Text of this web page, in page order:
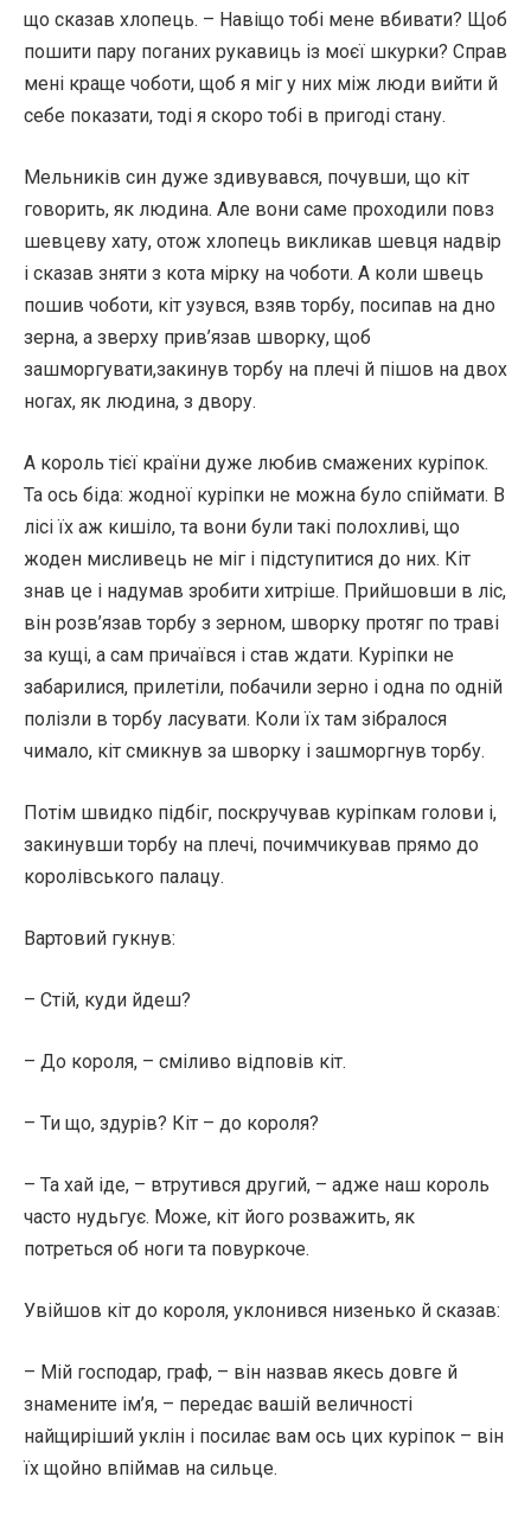
що сказав хлопець. – Навіщо тобі мене вбивати? Щоб
пошити пару поганих рукавиць із моєї шкурки? Справ
мені краще чоботи, щоб я міг у них між люди вийти й
себе показати, тоді я скоро тобі в пригоді стану.
Мельників син дуже здивувався, почувши, що кіт
говорить, як людина. Але вони саме проходили повз
шевцеву хату, отож хлопець викликав шевця надвір
і сказав зняти з кота мірку на чоботи. А коли швець
пошив чоботи, кіт узувся, взяв торбу, посипав на дно
зерна, а зверху прив’язав шворку, щоб
зашморгувати,закинув торбу на плечі й пішов на двох
ногах, як людина, з двору.
А король тієї країни дуже любив смажених куріпок.
Та ось біда: жодної куріпки не можна було спіймати. В
лісі їх аж кишіло, та вони були такі полохливі, що
жоден мисливець не міг і підступитися до них. Кіт
знав це і надумав зробити хитріше. Прийшовши в ліс,
він розв’язав торбу з зерном, шворку протяг по траві
за кущі, а сам причаївся і став ждати. Куріпки не
забарилися, прилетіли, побачили зерно і одна по одній
полізли в торбу ласувати. Коли їх там зібралося
чимало, кіт смикнув за шворку і зашморгнув торбу.
Потім швидко підбіг, поскручував куріпкам голови і,
закинувши торбу на плечі, почимчикував прямо до
королівського палацу.
Вартовий гукнув:
– Стій, куди йдеш?
– До короля, – сміливо відповів кіт.
– Ти що, здурів? Кіт – до короля?
– Та хай іде, – втрутився другий, – адже наш король
часто нудьгує. Може, кіт його розважить, як
потреться об ноги та повуркоче.
Увійшов кіт до короля, уклонився низенько й сказав:
– Мій господар, граф, – він назвав якесь довге й
знамените ім’я, – передає вашій величності
найщиріший уклін і посилає вам ось цих куріпок – він
їх щойно впіймав на сильце.